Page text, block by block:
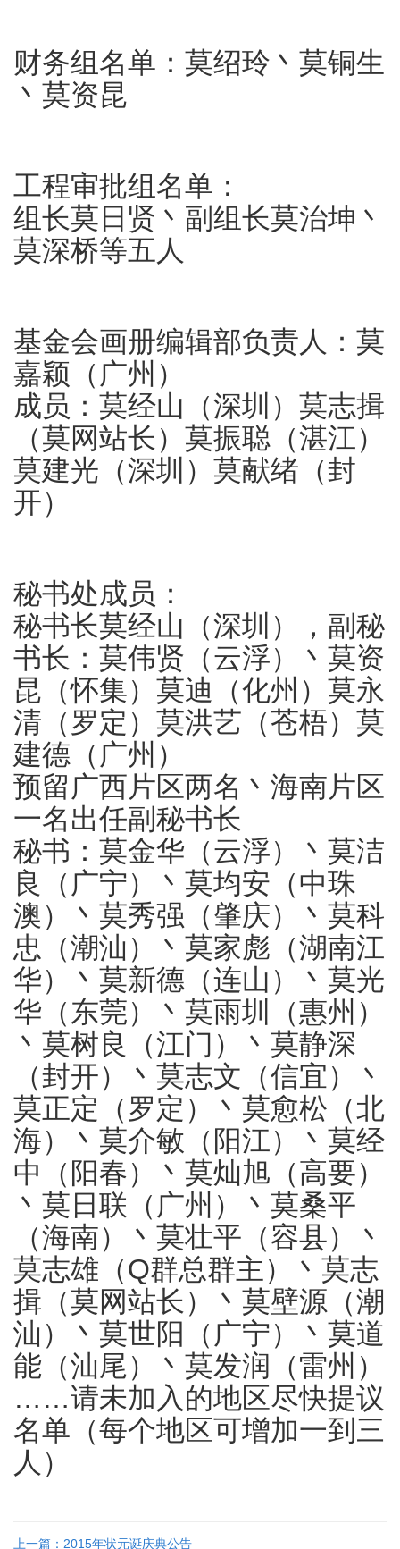
财务组名单：莫绍玲丶莫铜生
丶莫资昆
工程审批组名单：
组长莫日贤丶副组长莫治坤丶
莫深桥等五人
基金会画册编辑部负责人：莫
嘉颖（广州）
成员：莫经山（深圳）莫志揖
（莫网站长）莫振聪（湛江）
莫建光（深圳）莫献绪（封
开）
秘书处成员：
秘书长莫经山（深圳），副秘
书长：莫伟贤（云浮）丶莫资
昆（怀集）莫迪（化州）莫永
清（罗定）莫洪艺（苍梧）莫
建德（广州）
预留广西片区两名丶海南片区
一名出任副秘书长
秘书：莫金华（云浮）丶莫洁
良（广宁）丶莫均安（中珠
澳）丶莫秀强（肇庆）丶莫科
忠（潮汕）丶莫家彪（湖南江
华）丶莫新德（连山）丶莫光
华（东莞）丶莫雨圳（惠州）
丶莫树良（江门）丶莫静深
（封开）丶莫志文（信宜）丶
莫正定（罗定）丶莫愈松（北
海）丶莫介敏（阳江）丶莫经
中（阳春）丶莫灿旭（高要）
丶莫日联（广州）丶莫桑平
（海南）丶莫壮平（容县）丶
莫志雄（Q群总群主）丶莫志
揖（莫网站长）丶莫壁源（潮
汕）丶莫世阳（广宁）丶莫道
能（汕尾）丶莫发润（雷州）
……请未加入的地区尽快提议
名单（每个地区可增加一到三
人）
上一篇：2015年状元诞庆典公告